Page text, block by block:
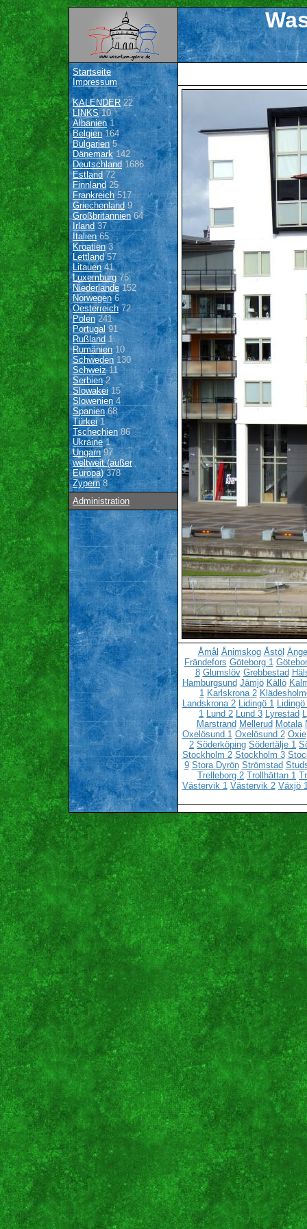
Startseite
Impressum
KALENDER22
LINKS10
Albanien1
Belgien164
Bulgarien 5
Dänemark142
Deutschland 1686
Estland 72
Finnland 25
Frankreich517
Griechenland9
Großbritannien64
Irland 37
Italien65
Kroatien3
Lettland57
Litauen41
Luxemburg 75
Niederlande152
Norwegen6
Oesterreich72
Polen 241
Portugal91
Rußland 1
Rumänien10
Schweden 130
Schweiz11
Serbien2
Slowakei15
Slowenien4
Spanien68
Türkei1
Tschechien 86
Ukraine1
Ungarn97
weltweit (außer
Europa)378
Zypern8
Administration
Åmål Ånimskog Åstöl
Frändefors Göteborg 1
8 Glumslöv Grebbestad
Hamburgsund Jämjö Källö
1 Karlskrona 2
Landskrona 2 Lidingö 1 Lidingö
1 Lund 2 Lund 3 Lyrestad
Marstrand Mellerud Motala
Oxelösund 1 Oxelösund 2 Oxie
2 Söderköping Södertälje 1
Stockholm 2 Stockholm 3
9 Stora Dyrön Strömstad
Trelleborg 2 Trollhättan 1
Västervik 1 Västervik 2 Växjö